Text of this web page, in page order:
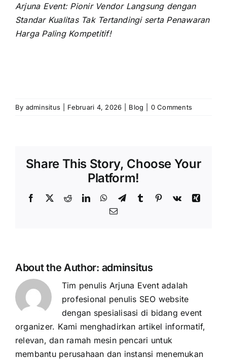
Arjuna Event: Pionir Vendor Langsung dengan
Standar Kualitas Tak Tertandingi serta Penawaran
Harga Paling Kompetitif!
By adminsitus Februari 4, 2026 Blog 0 Comments
Share This Story, Choose Your
Platform!
Facebook
X RedditLinkedInWhatsApp
TelegramTumblr Pinterest
Vk
Xing
Email
About the Author: adminsitus
Tim penulis Arjuna Event adalah
profesional penulis SEO website
dengan spesialisasi di bidang event
organizer. Kami menghadirkan artikel informatif,
relevan, dan ramah mesin pencari untuk
membantu perusahaan dan instansi menemukan